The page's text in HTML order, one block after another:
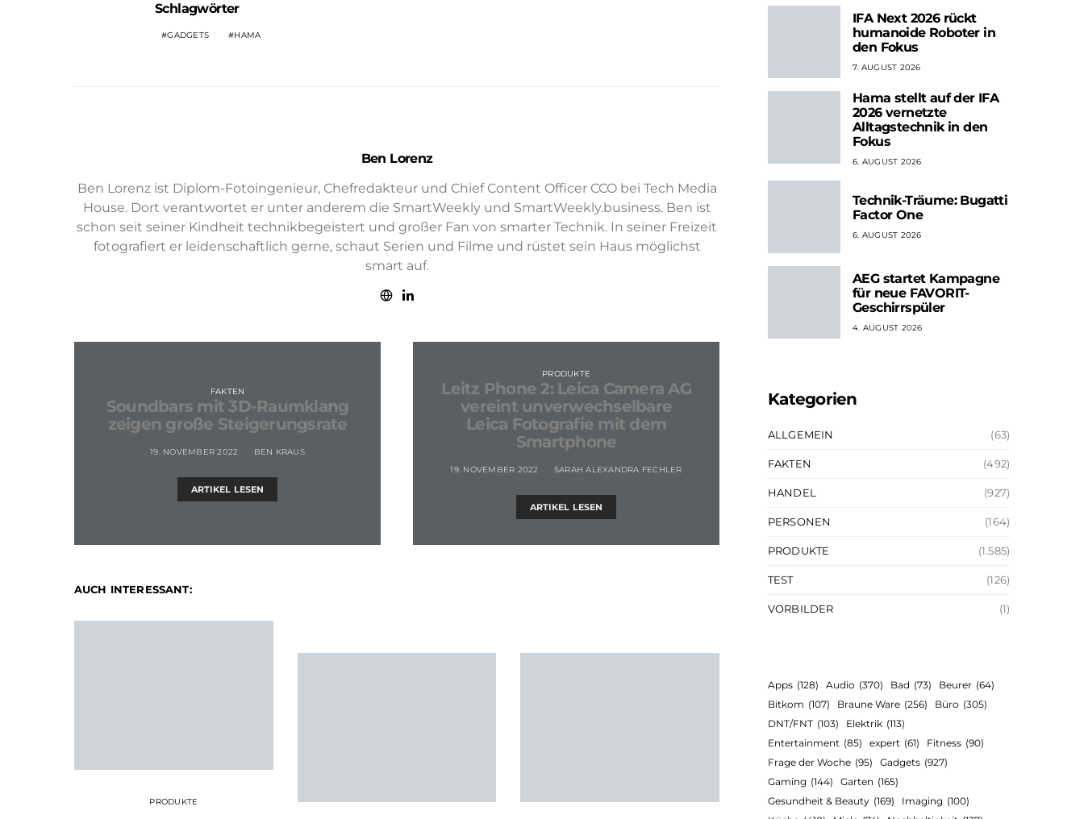
Schlagwörter
GADGETS HAMA
Ben Lorenz
Ben Lorenz ist Diplom-Fotoingenieur, Chefredakteur und Chief Content Officer CCO bei Tech Media
House. Dort verantwortet er unter anderem die SmartWeekly und SmartWeekly.business. Ben ist
schon seit seiner Kindheit technikbegeistert und großer Fan von smarter Technik. In seiner Freizeit
fotografiert er leidenschaftlich gerne, schaut Serien und Filme und rüstet sein Haus möglichst
smart auf.
FAKTEN
Soundbars mit 3D-Raumklang
zeigen große Steigerungsrate
19. NOVEMBER 2022 BEN KRAUS
ARTIKEL LESEN
PRODUKTE
Leitz Phone 2: Leica Camera AG
vereint unverwechselbare
Leica Fotografie mit dem
Smartphone
19. NOVEMBER 2022 SARAH ALEXANDRA FECHLER
ARTIKEL LESEN
AUCH INTERESSANT:
PRODUKTE
IFA Next 2026 rückt
humanoide Roboter in
den Fokus
7. AUGUST 2026
Hama stellt auf der IFA
2026 vernetzte
Alltagstechnik in den
Fokus
6. AUGUST 2026
Technik-Träume: Bugatti
Factor One
6. AUGUST 2026
AEG startet Kampagne
für neue FAVORIT-
Geschirrspüler
4. AUGUST 2026
Kategorien
ALLGEMEIN (63)
FAKTEN (492)
HANDEL (927)
PERSONEN (164)
PRODUKTE (1.585)
TEST (126)
VORBILDER (1)
Apps (128) Audio (370) Bad (73) Beurer (64)
Bitkom (107) Braune Ware (256) Büro (305)
DNT/FNT (103) Elektrik (113)
Entertainment (85) expert (61) Fitness (90)
Frage der Woche (95) Gadgets (927)
Gaming (144) Garten (165)
Gesundheit & Beauty (169) Imaging (100)